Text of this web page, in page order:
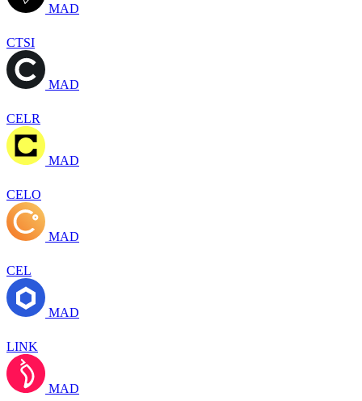
MAD
CTSI
MAD
CELR
MAD
CELO
MAD
CEL
MAD
LINK
MAD